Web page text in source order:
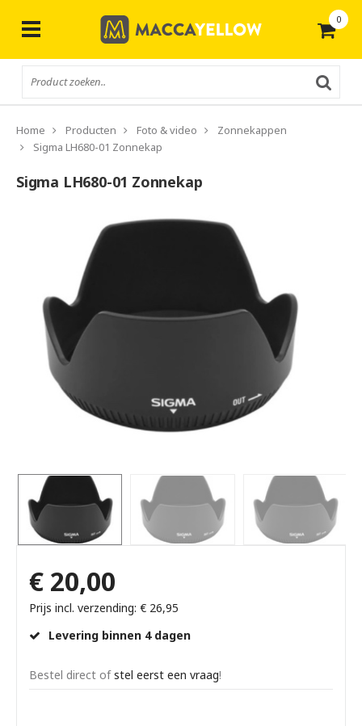
0
Home Producten Foto & video
Zonnekappen
Sigma LH680-01 Zonnekap
Sigma LH680-01 Zonnekap
€ 20,00
Prijs incl. verzending: € 26,95
Levering binnen 4 dagen
Bestel direct ofstel eerst een vraag!